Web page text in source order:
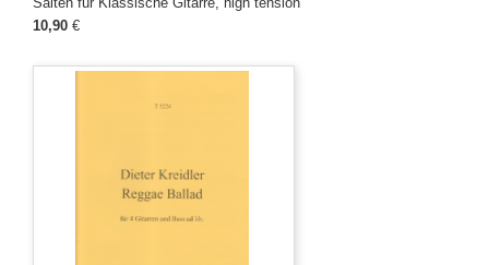
10,90 €